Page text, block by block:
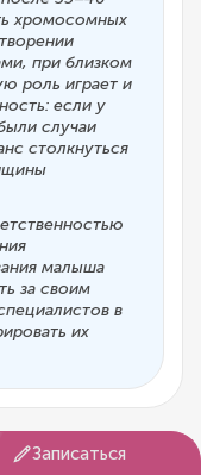
Записаться
хромосомных
при близком
роль играет и
если у
случаи
столкнуться
малыша
за своим
в
их